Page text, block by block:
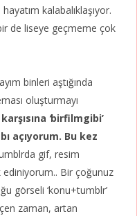
kalabalıklaşıyor.
de liseye geçmeme çok
binleri aştığında
oluşturmayı
‘birfilmgibi’
açıyorum. Bu kez
gif, resim
ediniyorum.. Bir çoğunuz
görseli ‘konu+tumblr’
zaman, artan